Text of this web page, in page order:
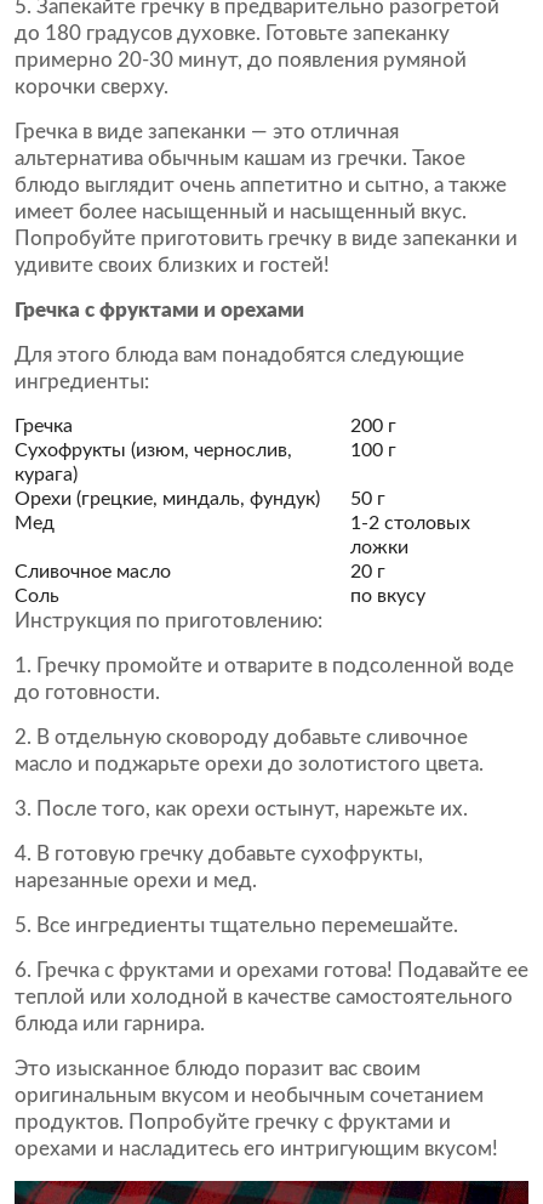
5. Запекайте гречку в предварительно разогретой
до 180 градусов духовке. Готовьте запеканку
примерно 20-30 минут, до появления румяной
корочки сверху.
Гречка в виде запеканки — это отличная
альтернатива обычным кашам из гречки. Такое
блюдо выглядит очень аппетитно и сытно, а также
имеет более насыщенный и насыщенный вкус.
Попробуйте приготовить гречку в виде запеканки и
удивите своих близких и гостей!
Гречка с фруктами и орехами
Для этого блюда вам понадобятся следующие
ингредиенты:
Гречка
200 г
Сухофрукты (изюм, чернослив,
курага)
100 г
Орехи (грецкие, миндаль, фундук)
50 г
Мед
1-2 столовых
ложки
Сливочное масло
20 г
Соль
по вкусу
Инструкция по приготовлению:
1. Гречку промойте и отварите в подсоленной воде
до готовности.
2. В отдельную сковороду добавьте сливочное
масло и поджарьте орехи до золотистого цвета.
3. После того, как орехи остынут, нарежьте их.
4. В готовую гречку добавьте сухофрукты,
нарезанные орехи и мед.
5. Все ингредиенты тщательно перемешайте.
6. Гречка с фруктами и орехами готова! Подавайте ее
теплой или холодной в качестве самостоятельного
блюда или гарнира.
Это изысканное блюдо поразит вас своим
оригинальным вкусом и необычным сочетанием
продуктов. Попробуйте гречку с фруктами и
орехами и насладитесь его интригующим вкусом!